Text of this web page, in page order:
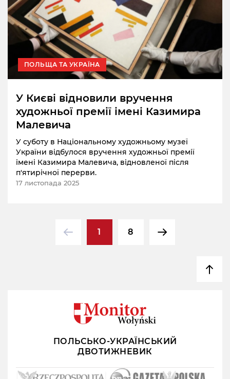
ПОЛЬЩА ТА УКРАЇНА
У Києві відновили вручення
художньої премії імені Казимира
Малевича
У суботу в Національному художньому музеї
України відбулося вручення художньої премії
імені Казимира Малевича, відновленої після
п'ятирічної перерви.
17 листопада 2025
1 8
ПОЛЬСЬКО-УКРАЇНСЬКИЙ
ДВОТИЖНЕВИК